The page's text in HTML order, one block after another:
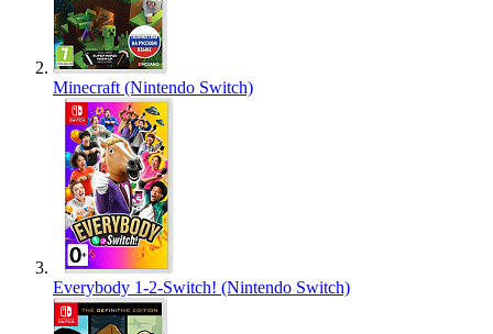
Minecraft (Nintendo Switch)
Everybody 1-2-Switch! (Nintendo Switch)